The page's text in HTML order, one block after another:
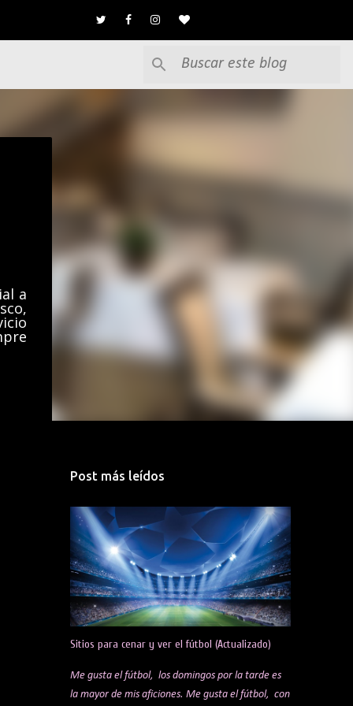
a
Post más leídos
Sitios para cenar y ver el fútbol (Actualizado)
Me gusta el fútbol, los domingos por la tarde es
la mayor de mis aficiones. Me gusta el fútbol, con